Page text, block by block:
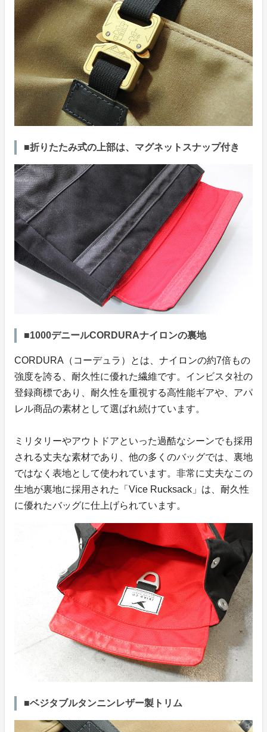
■折りたたみ式の上部は、マグネットスナップ付き
■1000デニールCORDURAナイロンの裏地
CORDURA（コーデュラ）とは、ナイロンの約7倍もの
強度を誇る、耐久性に優れた繊維です。インビスタ社の
登録商標であり、耐久性を重視する高性能ギアや、アパ
レル商品の素材として選ばれ続けています。
ミリタリーやアウトドアといった過酷なシーンでも採用
される丈夫な素材であり、他の多くのバッグでは、裏地
ではなく表地として使われています。非常に丈夫なこの
生地が裏地に採用された「Vice Rucksack」は、耐久性
に優れたバッグに仕上げられています。
■ベジタブルタンニンレザー製トリム